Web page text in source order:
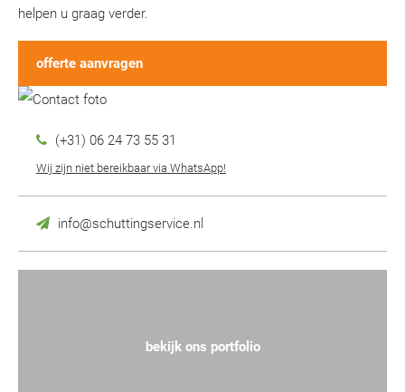
helpen u graag verder.
offerte aanvragen
(+31) 06 24 73 55 31
Wij zijn niet bereikbaar via WhatsApp!
info@schuttingservice.nl
bekijk ons portfolio